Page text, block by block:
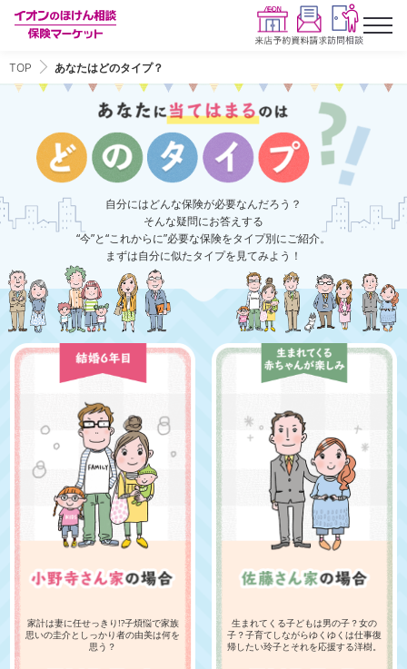
TOP あなたはどのタイプ？
自分にはどんな保険が必要なんだろう？
そんな疑問にお答えする
“今”と“これからに”必要な保険をタイプ別にご紹介。
まずは自分に似たタイプを見てみよう！
家計は妻に任せっきり!?子煩悩で家族
思いの圭介としっかり者の由美は何を
思う？
生まれてくる子どもは男の子？女の
子？子育てしながらゆくゆくは仕事復
帰したい玲子とそれを応援する洋樹。